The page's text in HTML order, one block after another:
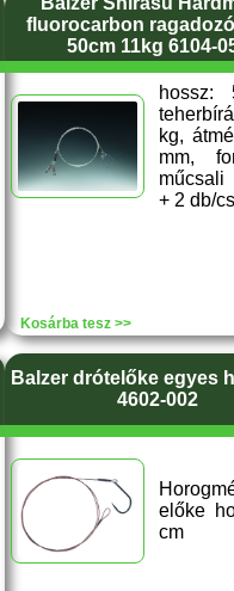
fluorocarbon
50cm 11kg 6104-
hossz:
kg,
mm,
+ 2 db/
Kosárba tesz >>
Balzer drótelőke egyes
4602-002
előke
cm